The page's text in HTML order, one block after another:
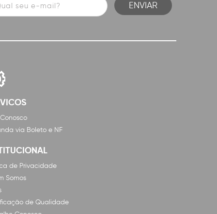
via Boleto e NF
de Privacidade
Somos
de Qualidade